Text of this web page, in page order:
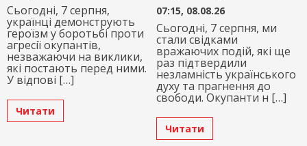
Сьогодні, 7 серпня,
українці демонструють
героїзм у боротьбі проти
агресії окупантів,
незважаючи на виклики,
які постають перед ними.
У відпові […]
Читати
07:15, 08.08.26
Сьогодні, 7 серпня, ми
стали свідками
вражаючих подій, які ще
раз підтвердили
незламність українського
духу та прагнення до
свободи. Окупанти н […]
Читати